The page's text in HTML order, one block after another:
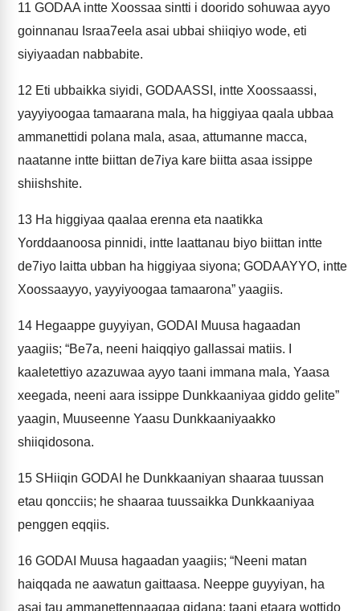
11 GODAA intte Xoossaa sintti i doorido sohuwaa ayyo
goinnanau Israa7eela asai ubbai shiiqiyo wode, eti
siyiyaadan nabbabite.
12 Eti ubbaikka siyidi, GODAASSI, intte Xoossaassi,
yayyiyoogaa tamaarana mala, ha higgiyaa qaala ubbaa
ammanettidi polana mala, asaa, attumanne macca,
naatanne intte biittan de7iya kare biitta asaa issippe
shiishshite.
13 Ha higgiyaa qaalaa erenna eta naatikka
Yorddaanoosa pinnidi, intte laattanau biyo biittan intte
de7iyo laitta ubban ha higgiyaa siyona; GODAAYYO, intte
Xoossaayyo, yayyiyoogaa tamaarona” yaagiis.
14 Hegaappe guyyiyan, GODAI Muusa hagaadan
yaagiis; “Be7a, neeni haiqqiyo gallassai matiis. I
kaaletettiyo azazuwaa ayyo taani immana mala, Yaasa
xeegada, neeni aara issippe Dunkkaaniyaa giddo gelite”
yaagin, Muuseenne Yaasu Dunkkaaniyaakko
shiiqidosona.
15 SHiiqin GODAI he Dunkkaaniyan shaaraa tuussan
etau qoncciis; he shaaraa tuussaikka Dunkkaaniyaa
penggen eqqiis.
16 GODAI Muusa hagaadan yaagiis; “Neeni matan
haiqqada ne aawatun gaittaasa. Neeppe guyyiyan, ha
asai tau ammanettennaagaa gidana; taani etaara wottido